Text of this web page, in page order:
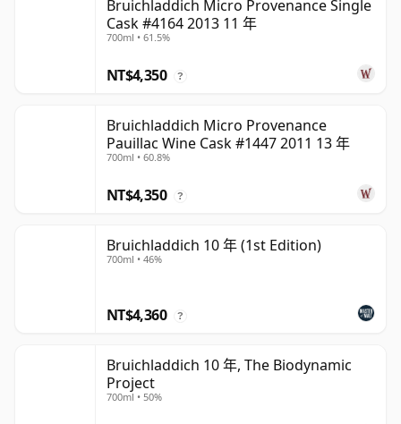
Bruichladdich Micro Provenance Single
Cask #4164 2013 11 年
700ml • 61.5%
NT$4,350 ?
Bruichladdich Micro Provenance
Pauillac Wine Cask #1447 2011 13 年
700ml • 60.8%
NT$4,350 ?
Bruichladdich 10 年 (1st Edition)
700ml • 46%
NT$4,360 ?
Bruichladdich 10 年, The Biodynamic
Project
700ml • 50%